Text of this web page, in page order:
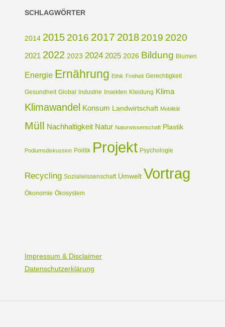
SCHLAGWÖRTER
2014 2015 2016 2017 2018 2019 2020
2021 2022 2023 2024 2025 2026 Bildung Blumen
Energie Ernährung Ethik Freiheit Gerechtigkeit
Gesundheit Global Industrie Insekten Kleidung Klima
Klimawandel Konsum Landwirtschaft Mobilität
Müll Nachhaltigkeit Natur Naturwissenschaft Plastik
Podiumsdiskussion Politik Projekt Psychologie
Recycling Sozialwissenschaft Umwelt Vortrag
Ökonomie Ökosystem
Impressum & Disclaimer
Datenschutzerklärung